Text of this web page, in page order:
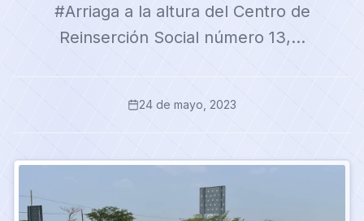
#Arriaga a la altura del Centro de
Reinserción Social número 13,…
24 de mayo, 2023